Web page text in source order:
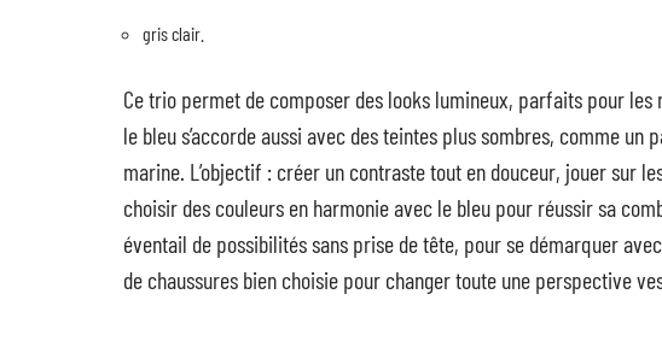
gris clair.
Ce trio permet de composer des looks lumineux, parfaits pour les
le bleu s’accorde aussi avec des teintes plus sombres, comme un
marine. L’objectif : créer un contraste tout en douceur, jouer sur
choisir des couleurs en harmonie avec le bleu pour réussir sa
éventail de possibilités sans prise de tête, pour se démarquer
de chaussures bien choisie pour changer toute une perspective